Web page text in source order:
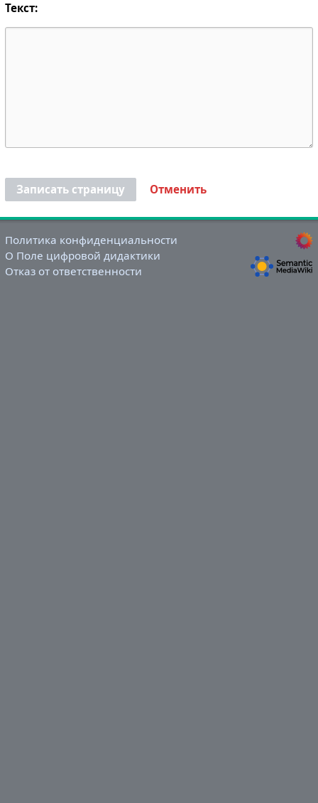
Текст:
Записать страницу Отменить
Политика конфиденциальности
О Поле цифровой дидактики
Отказ от ответственности